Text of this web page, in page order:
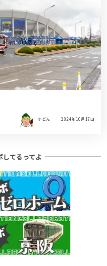
すどん 2024年10月17日
してるってよ